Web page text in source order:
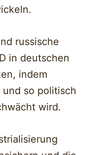
russische
in deutschen
indem
so politisch
wird.